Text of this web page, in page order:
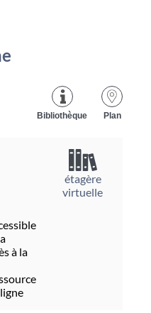
Plan
Bibliothèque
à la
étagère
virtuelle